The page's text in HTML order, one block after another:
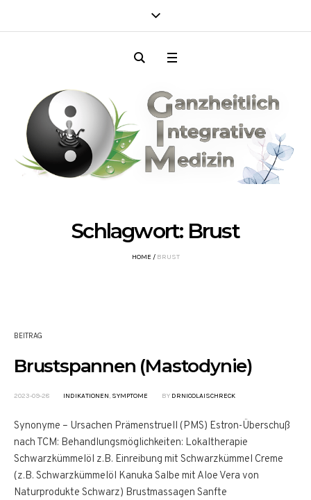
Schlagwort: Brust
HOME / BRUST
BEITRAG
Brustspannen (Mastodynie)
2023-09-28 INDIKATIONEN, SYMPTOME BY DRNICOLAISCHRECK
Synonyme – Ursachen Prämenstruell (PMS) Estron-Überschuß
nach TCM: Behandlungsmöglichkeiten: Lokaltherapie
Schwarzkümmelöl z.B. Einreibung mit Schwarzkümmel Creme
(z.B. Schwarzkümmelöl Kanuka Salbe mit Aloe Vera von
Naturprodukte Schwarz) Brustmassagen Sanfte